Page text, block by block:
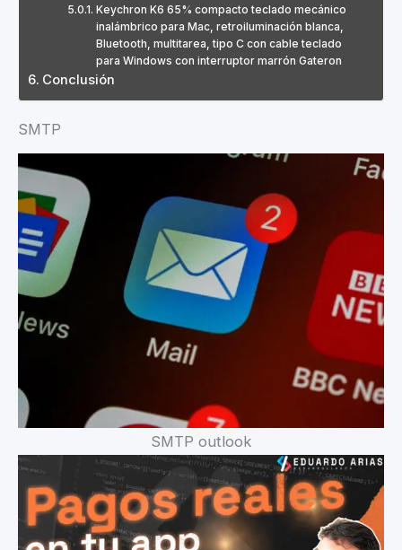
Keychron K6 65% compacto teclado mecánico
inalámbrico para Mac, retroiluminación blanca,
Bluetooth, multitarea, tipo C con cable teclado
para Windows con interruptor marrón Gateron
Conclusión
SMTP
SMTP outlook